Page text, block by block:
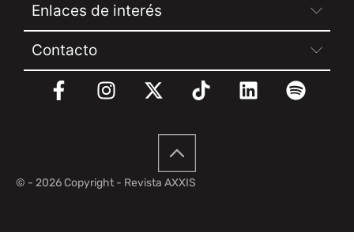
Enlaces de interés
Contacto
© - 2026 Copyright - Revista AXXIS